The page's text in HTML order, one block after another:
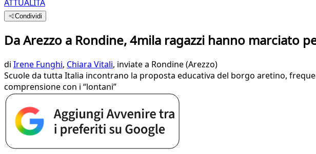
ATTUALITÀ
Condividi
Da Arezzo a Rondine, 4mila ragazzi hanno marciato
di Irene Funghi, Chiara Vitali, inviate a Rondine (Arezzo)
Scuole da tutta Italia incontrano la proposta educativa del borgo aretino,
comprensione con i “lontani”